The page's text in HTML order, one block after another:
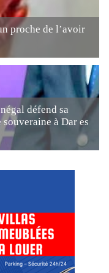
proche de l’avoir
défend sa
à Dar es